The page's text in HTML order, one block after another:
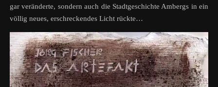
gar veränderte, sondern auch die Stadtgeschichte Ambergs in ein
völlig neues, erschreckendes Licht rückte…